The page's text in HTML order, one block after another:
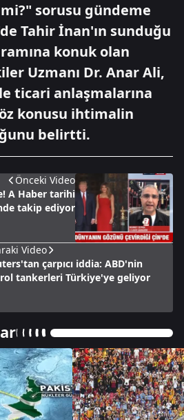
sorusu gündeme
Tahir İnan'ın sunduğu
konuk olan
Uzmanı Dr. Anar Ali,
ticari anlaşmalarına
konusu ihtimalin
belirtti.
Önceki Video
A Haber tarihi
takip ediyor
Video
çarpıcı iddia: ABD'nin
tankerleri Türkiye'ye geliyor